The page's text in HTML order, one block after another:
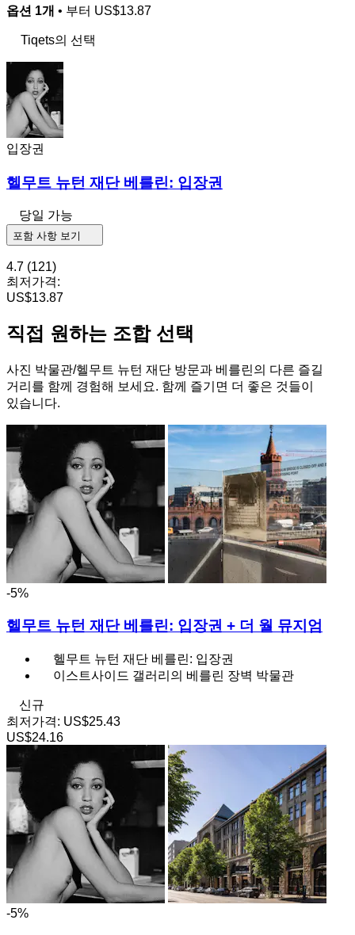
옵션 1개 • 부터 US$13.87
Tiqets의 선택
입장권
헬무트 뉴턴 재단 베를린: 입장권
당일 가능
포함 사항 보기
4.7 (121)
최저가격:
US$13.87
직접 원하는 조합 선택
사진 박물관/헬무트 뉴턴 재단 방문과 베를린의 다른 즐길
거리를 함께 경험해 보세요. 함께 즐기면 더 좋은 것들이
있습니다.
-5%
헬무트 뉴턴 재단 베를린: 입장권 + 더 월 뮤지엄
헬무트 뉴턴 재단 베를린: 입장권
이스트사이드 갤러리의 베를린 장벽 박물관
신규
최저가격: US$25.43
US$24.16
-5%